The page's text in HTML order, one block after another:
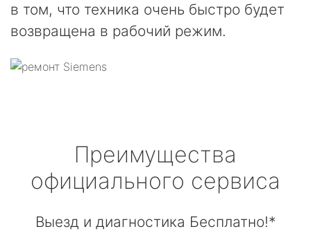
в том, что техника очень быстро будет
возвращена в рабочий режим.
Преимущества
официального сервиса
Выезд и диагностика Бесплатно!*